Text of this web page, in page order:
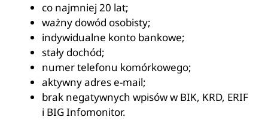
co najmniej 20 lat;
ważny dowód osobisty;
indywidualne konto bankowe;
stały dochód;
numer telefonu komórkowego;
aktywny adres e-mail;
brak negatywnych wpisów w BIK, KRD, ERIF
i BIG Infomonitor.